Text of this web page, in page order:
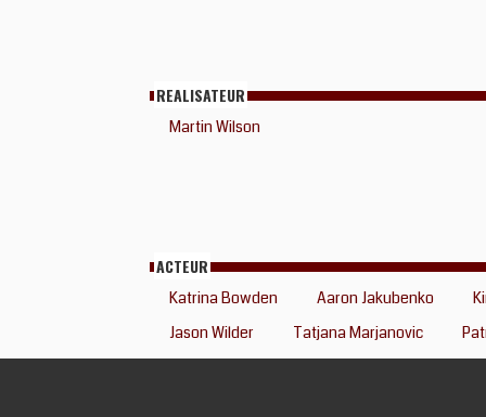
REALISATEUR
Martin Wilson
ACTEUR
Katrina Bowden Aaron Jakubenko
Jason Wilder
Tatjana Marjanovic